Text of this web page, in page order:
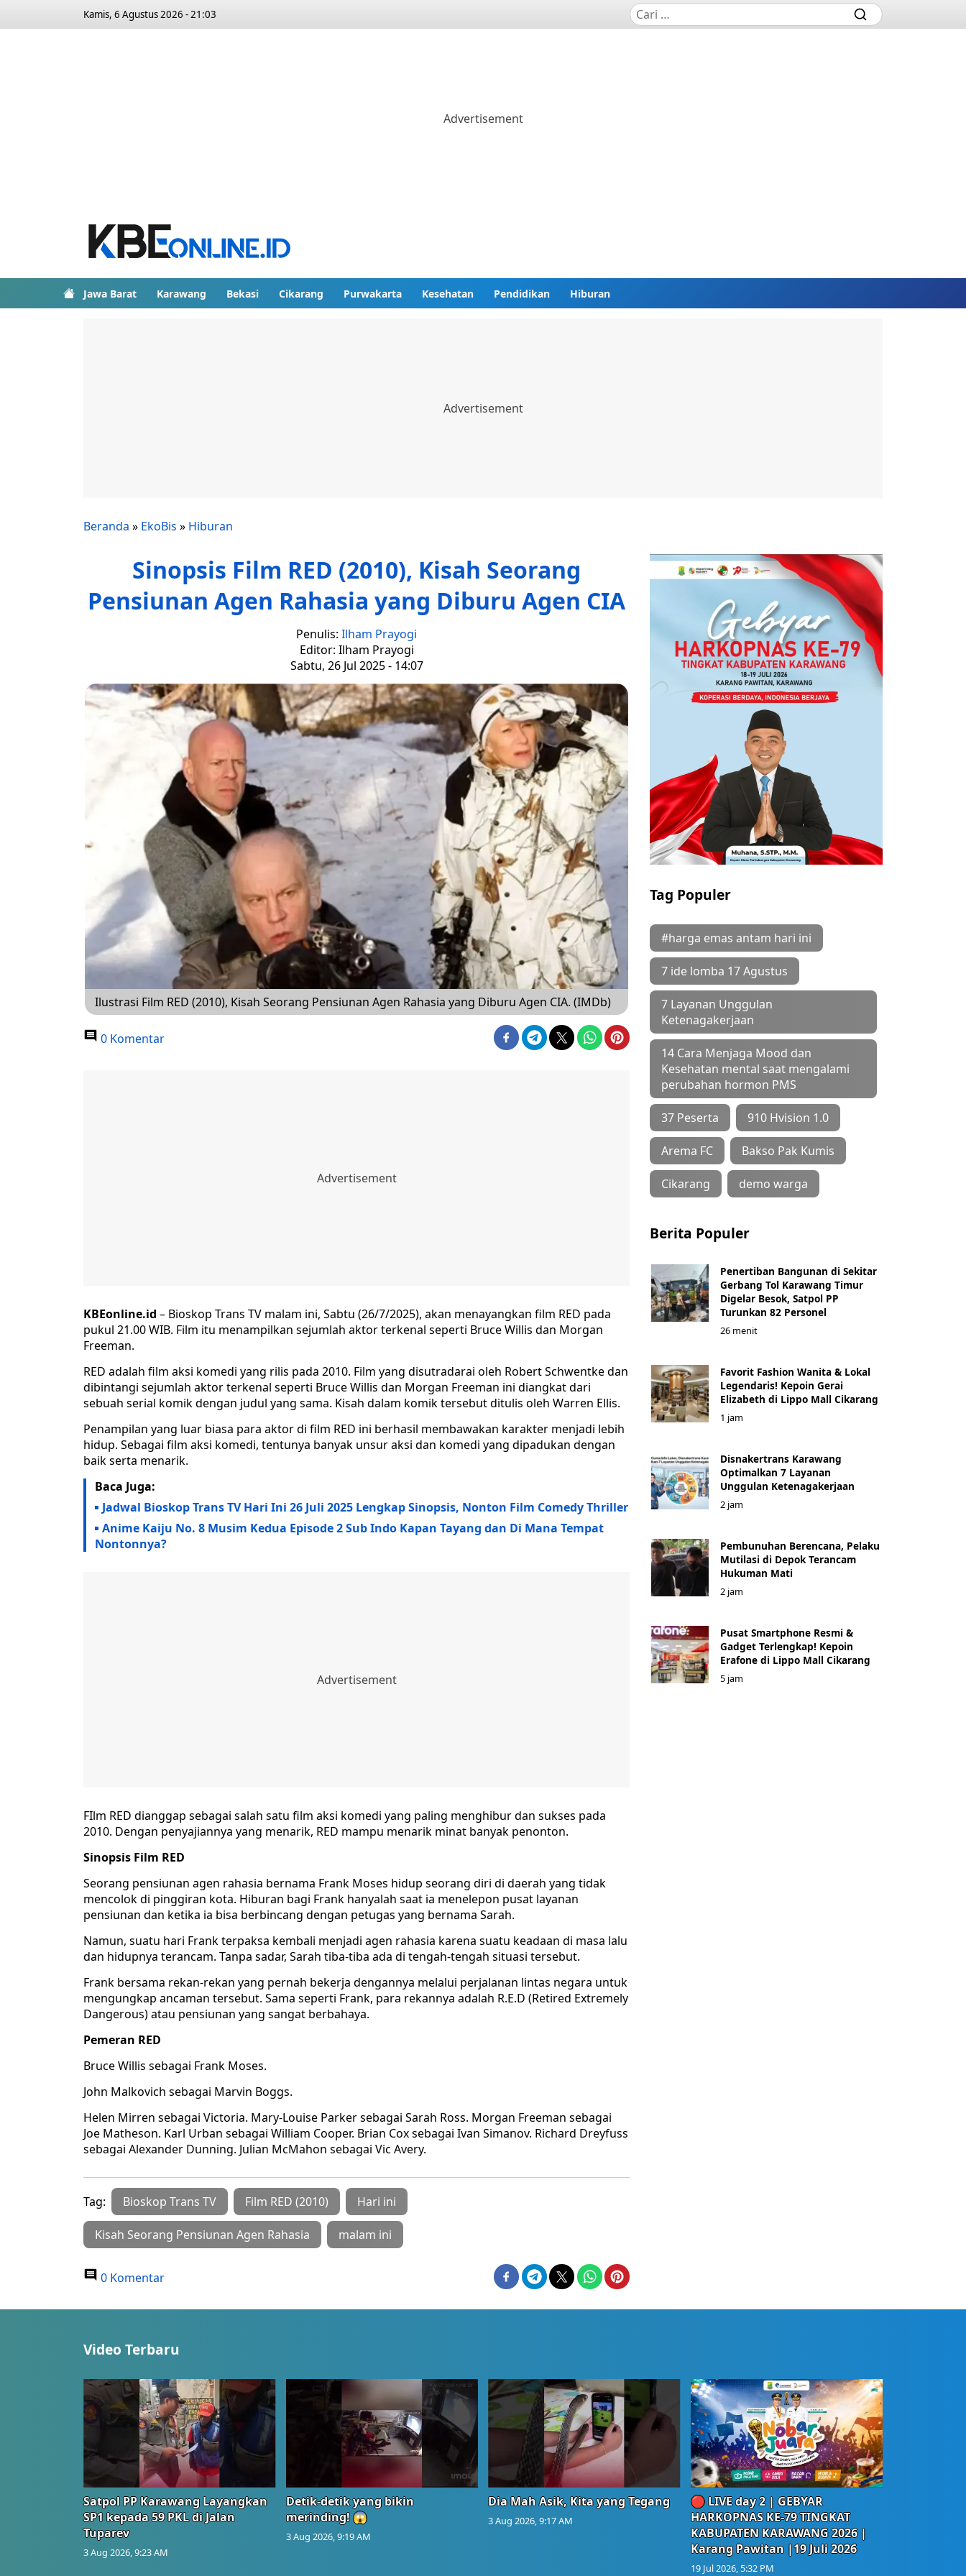
Kamis, 6 Agustus 2026 - 21:03
Jawa Barat Karawang Bekasi Cikarang Purwakarta Kesehatan Pendidikan Hiburan
Beranda » EkoBis » Hiburan
Sinopsis Film RED (2010), Kisah Seorang
Pensiunan Agen Rahasia yang Diburu Agen CIA
Penulis: Ilham Prayogi
Editor: Ilham Prayogi
Sabtu, 26 Jul 2025 - 14:07
Ilustrasi Film RED (2010), Kisah Seorang Pensiunan Agen Rahasia yang Diburu Agen CIA. (IMDb)
0 Komentar
KBEonline.id – Bioskop Trans TV malam ini, Sabtu (26/7/2025), akan menayangkan film RED pada
pukul 21.00 WIB. Film itu menampilkan sejumlah aktor terkenal seperti Bruce Willis dan Morgan
Freeman.
RED adalah film aksi komedi yang rilis pada 2010. Film yang disutradarai oleh Robert Schwentke dan
dibintangi sejumlah aktor terkenal seperti Bruce Willis dan Morgan Freeman ini diangkat dari
sebuah serial komik dengan judul yang sama. Kisah dalam komik tersebut ditulis oleh Warren Ellis.
Penampilan yang luar biasa para aktor di film RED ini berhasil membawakan karakter menjadi lebih
hidup. Sebagai film aksi komedi, tentunya banyak unsur aksi dan komedi yang dipadukan dengan
baik serta menarik.
Baca Juga:
Jadwal Bioskop Trans TV Hari Ini 26 Juli 2025 Lengkap Sinopsis, Nonton Film Comedy Thriller
Anime Kaiju No. 8 Musim Kedua Episode 2 Sub Indo Kapan Tayang dan Di Mana Tempat
Nontonnya?
FIlm RED dianggap sebagai salah satu film aksi komedi yang paling menghibur dan sukses pada
2010. Dengan penyajiannya yang menarik, RED mampu menarik minat banyak penonton.
Sinopsis Film RED
Seorang pensiunan agen rahasia bernama Frank Moses hidup seorang diri di daerah yang tidak
mencolok di pinggiran kota. Hiburan bagi Frank hanyalah saat ia menelepon pusat layanan
pensiunan dan ketika ia bisa berbincang dengan petugas yang bernama Sarah.
Namun, suatu hari Frank terpaksa kembali menjadi agen rahasia karena suatu keadaan di masa lalu
dan hidupnya terancam. Tanpa sadar, Sarah tiba-tiba ada di tengah-tengah situasi tersebut.
Frank bersama rekan-rekan yang pernah bekerja dengannya melalui perjalanan lintas negara untuk
mengungkap ancaman tersebut. Sama seperti Frank, para rekannya adalah R.E.D (Retired Extremely
Dangerous) atau pensiunan yang sangat berbahaya.
Pemeran RED
Bruce Willis sebagai Frank Moses.
John Malkovich sebagai Marvin Boggs.
Helen Mirren sebagai Victoria. Mary-Louise Parker sebagai Sarah Ross. Morgan Freeman sebagai
Joe Matheson. Karl Urban sebagai William Cooper. Brian Cox sebagai Ivan Simanov. Richard Dreyfuss
sebagai Alexander Dunning. Julian McMahon sebagai Vic Avery.
Tag: Bioskop Trans TV Film RED (2010) Hari ini
Kisah Seorang Pensiunan Agen Rahasia malam ini
0 Komentar
Tag Populer
#harga emas antam hari ini
7 ide lomba 17 Agustus
7 Layanan Unggulan
Ketenagakerjaan
14 Cara Menjaga Mood dan
Kesehatan mental saat mengalami
perubahan hormon PMS
37 Peserta 910 Hvision 1.0
Arema FC Bakso Pak Kumis
Cikarang demo warga
Berita Populer
Penertiban Bangunan di Sekitar
Gerbang Tol Karawang Timur
Digelar Besok, Satpol PP
Turunkan 82 Personel
26 menit
Favorit Fashion Wanita & Lokal
Legendaris! Kepoin Gerai
Elizabeth di Lippo Mall Cikarang
1 jam
Disnakertrans Karawang
Optimalkan 7 Layanan
Unggulan Ketenagakerjaan
2 jam
Pembunuhan Berencana, Pelaku
Mutilasi di Depok Terancam
Hukuman Mati
2 jam
Pusat Smartphone Resmi &
Gadget Terlengkap! Kepoin
Erafone di Lippo Mall Cikarang
5 jam
Video Terbaru
Satpol PP Karawang Layangkan
SP1 kepada 59 PKL di Jalan
Tuparev
3 Aug 2026, 9:23 AM
Detik-detik yang bikin
merinding! 😱
3 Aug 2026, 9:19 AM
Dia Mah Asik, Kita yang Tegang
3 Aug 2026, 9:17 AM
🔴 LIVE day 2 | GEBYAR
HARKOPNAS KE-79 TINGKAT
KABUPATEN KARAWANG 2026 |
Karang Pawitan |19 Juli 2026
19 Jul 2026, 5:32 PM